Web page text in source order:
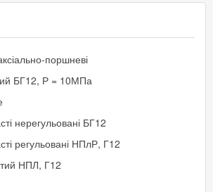
поршневі
БГ12, Р = 10МПа
нерегульовані БГ12
регульовані НПлР, Г12
НПЛ, Г12